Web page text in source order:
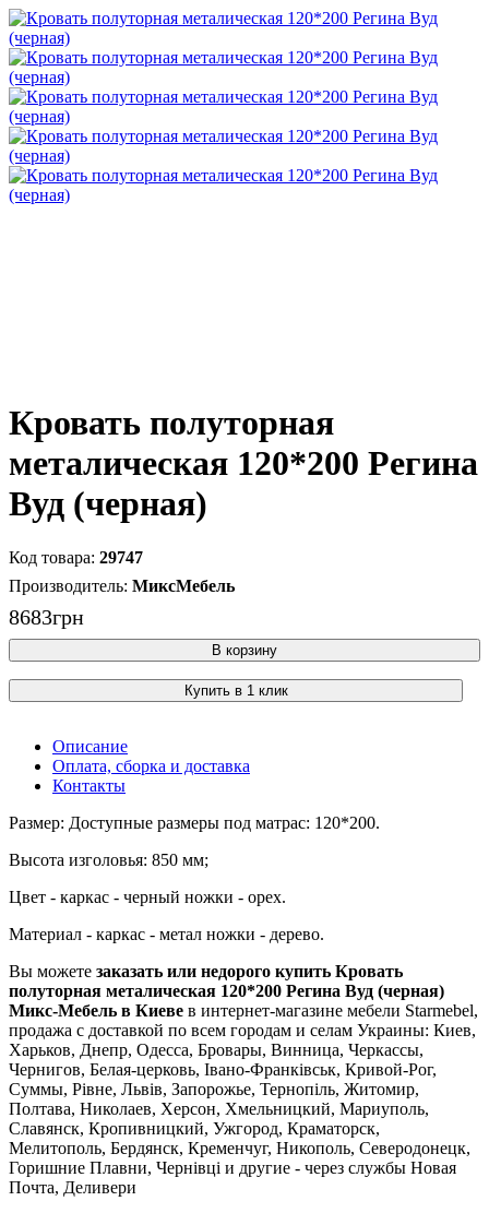
Кровать полуторная
металическая 120*200 Регина
Вуд (черная)
29747
МиксМебель
8683грн
В корзину
Купить в 1 клик
Описание
Оплата, сборка и доставка
Контакты
Размер: Доступные размеры под матрас: 120*200.
Высота изголовья: 850 мм;
Цвет - каркас - черный ножки - орех.
Материал - каркас - метал ножки - дерево.
Вы можете заказать или недорого купить Кровать
полуторная металическая 120*200 Регина Вуд (черная)
Микс-Мебель в Киеве в интернет-магазине мебели Starmebel,
продажа с доставкой по всем городам и селам Украины: Киев,
Харьков, Днепр, Одесса, Бровары, Винница, Черкассы,
Чернигов, Белая-церковь, Івано-Франківськ, Кривой-Рог,
Суммы, Рівне, Львів, Запорожье, Тернопіль, Житомир,
Полтава, Николаев, Херсон, Хмельницкий, Мариуполь,
Славянск, Кропивницкий, Ужгород, Краматорск,
Мелитополь, Бердянск, Кременчуг, Никополь, Северодонецк,
Горишние Плавни, Чернівці и другие - через службы Новая
Почта, Деливери